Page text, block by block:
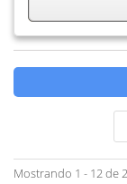
Mostrando 1 - 12 de